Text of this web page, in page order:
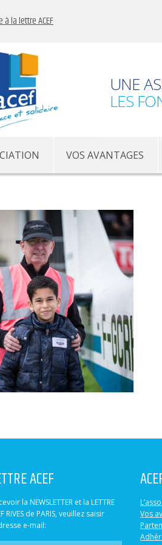
à la lettre ACEF
UNE
LES
VOS AVANTAGES
ACEF
la NEWSLETTER et la LETTRE
RIVES de PARIS, veuillez saisir
e-mail:
Vos